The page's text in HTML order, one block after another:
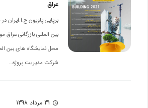
عراق
برپایی پاویون ج.ا.ایران
محل نمایشگاه های بین
شرکت مدیریت پروژه…
schedule 31 مرداد 1398